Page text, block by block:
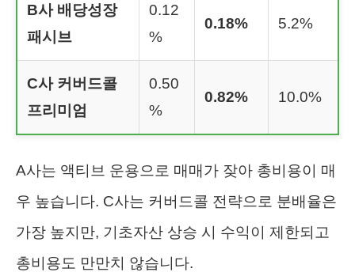
B사 배당성장
패시브
0.12
%
0.18% 5.2%
C사 커버드콜
프리미엄
0.50
%
0.82% 10.0%
A사는 액티브 운용으로 매매가 잦아 총비용이 매
우 높습니다. C사는 커버드콜 전략으로 분배율은
가장 높지만, 기초자산 상승 시 수익이 제한되고
총비용도 만만치 않습니다.